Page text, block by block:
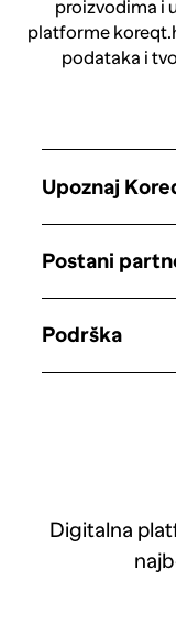
proizvodima i
platforme
podataka i
Digitalna
Upoznaj
Postani
Podrška